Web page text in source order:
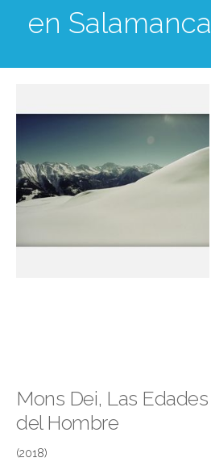
en Salamanca
Mons Dei, Las Edades
del Hombre
(2018)